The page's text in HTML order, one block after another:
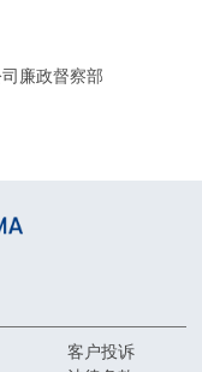
廉政督察部
客户投诉